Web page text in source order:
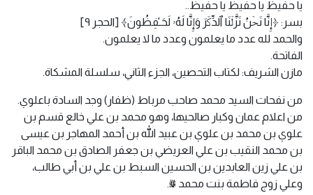
يا حفيظ يا حفيظ يا حفيظ..
بسر: ﴿إِنَّا نَحۡنُ نَزَّلۡنَا ٱلذِّكۡرَ وَإِنَّا لَهُۥ لَحَـٰفِظُونَ﴾ [الحجر ٩]
والحمد لله عدد ما يعلمون وعدد ما لا يعلمون.
الفاتحة.
مازن الشريف: لكتاب التحصين، الجزء الثاني، سلسلة المشكاة.
من نفحات السيد محمد صاحب مرباط (ظفار) وجد السادة باعلوي.
من اعلام عمان وكبار صالحيها، وهو محمد بن علي خالع قسم بن
علوي بن محمد بن علوي بن عبيد الله بن أحمد المهاجر بن عيسى
بن محمد النقيب بن علي العريضي بن جعفر الصادق بن محمد الباقر
بن علي زين العابدين بن الحسين السبط بن علي بن أبي طالب،
وعلي زوج فاطمة بنت محمد ﷺ.